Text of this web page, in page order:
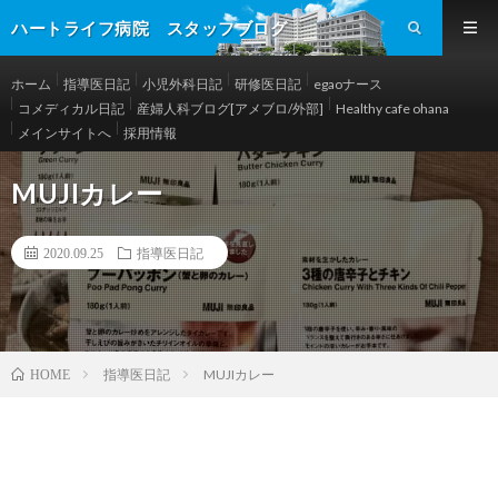
ハートライフ病院 スタッフブログ
ホーム 指導医日記 小児外科日記 研修医日記
egaoナース
コメディカル日記
産婦人科ブログ[アメブロ/外部]
Healthy cafe ohana
メインサイトへ
採用情報
MUJIカレー
2020.09.25 指導医日記
HOME 指導医日記 MUJIカレー